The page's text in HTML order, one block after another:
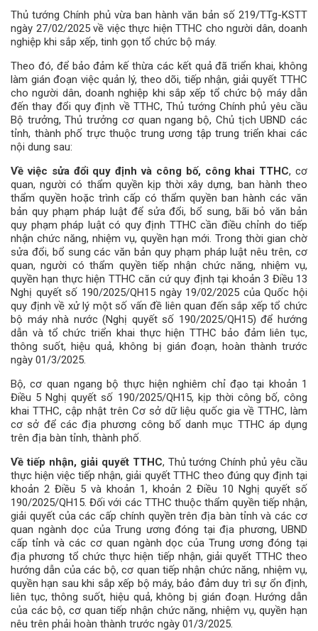
Thủ tướng Chính phủ vừa ban hành văn bản số 219/TTg-KSTT
ngày 27/02/2025 về việc thực hiện TTHC cho người dân, doanh
nghiệp khi sắp xếp, tinh gọn tổ chức bộ máy.
Theo đó, để bảo đảm kế thừa các kết quả đã triển khai, không
làm gián đoạn việc quản lý, theo dõi, tiếp nhận, giải quyết TTHC
cho người dân, doanh nghiệp khi sắp xếp tổ chức bộ máy dẫn
đến thay đổi quy định về TTHC, Thủ tướng Chính phủ yêu cầu
Bộ trưởng, Thủ trưởng cơ quan ngang bộ, Chủ tịch UBND các
tỉnh, thành phố trực thuộc trung ương tập trung triển khai các
nội dung sau:
Về việc sửa đổi quy định và công bố, công khai TTHC, cơ
quan, người có thẩm quyền kịp thời xây dựng, ban hành theo
thẩm quyền hoặc trình cấp có thẩm quyền ban hành các văn
bản quy phạm pháp luật để sửa đổi, bổ sung, bãi bỏ văn bản
quy phạm pháp luật có quy định TTHC cần điều chỉnh do tiếp
nhận chức năng, nhiệm vụ, quyền hạn mới. Trong thời gian chờ
sửa đổi, bổ sung các văn bản quy phạm pháp luật nêu trên, cơ
quan, người có thẩm quyền tiếp nhận chức năng, nhiệm vụ,
quyền hạn thực hiện TTHC căn cứ quy định tại khoản 3 Điều 13
Nghị quyết số 190/2025/QH15 ngày 19/02/2025 của Quốc hội
quy định về xử lý một số vấn đề liên quan đến sắp xếp tổ chức
bộ máy nhà nước (Nghị quyết số 190/2025/QH15) để hướng
dẫn và tổ chức triển khai thực hiện TTHC bảo đảm liên tục,
thông suốt, hiệu quả, không bị gián đoạn, hoàn thành trước
ngày 01/3/2025.
Bộ, cơ quan ngang bộ thực hiện nghiêm chỉ đạo tại khoản 1
Điều 5 Nghị quyết số 190/2025/QH15, kịp thời công bố, công
khai TTHC, cập nhật trên Cơ sở dữ liệu quốc gia về TTHC, làm
cơ sở để các địa phương công bố danh mục TTHC áp dụng
trên địa bàn tỉnh, thành phố.
Về tiếp nhận, giải quyết TTHC, Thủ tướng Chính phủ yêu cầu
thực hiện việc tiếp nhận, giải quyết TTHC theo đúng quy định tại
khoản 2 Điều 5 và khoản 1, khoản 2 Điều 10 Nghị quyết số
190/2025/QH15. Đối với các TTHC thuộc thẩm quyền tiếp nhận,
giải quyết của các cấp chính quyền trên địa bàn tỉnh và các cơ
quan ngành dọc của Trung ương đóng tại địa phương, UBND
cấp tỉnh và các cơ quan ngành dọc của Trung ương đóng tại
địa phương tổ chức thực hiện tiếp nhận, giải quyết TTHC theo
hướng dẫn của các bộ, cơ quan tiếp nhận chức năng, nhiệm vụ,
quyền hạn sau khi sắp xếp bộ máy, bảo đảm duy trì sự ổn định,
liên tục, thông suốt, hiệu quả, không bị gián đoạn. Hướng dẫn
của các bộ, cơ quan tiếp nhận chức năng, nhiệm vụ, quyền hạn
nêu trên phải hoàn thành trước ngày 01/3/2025.